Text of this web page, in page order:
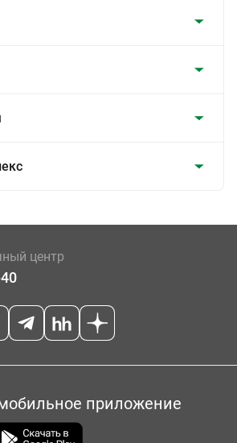
центр
приложение